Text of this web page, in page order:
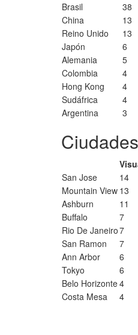
Brasil
38
China
13
Reino Unido
13
Japón
6
Alemania
5
Colombia
4
Hong Kong
4
Sudáfrica
4
Argentina
3
San Jose
14
Mountain View 13
Ashburn
11
Buffalo
7
Rio De Janeiro7
San Ramon
7
Ann Arbor
6
Tokyo
6
Belo Horizonte4
Costa Mesa
4